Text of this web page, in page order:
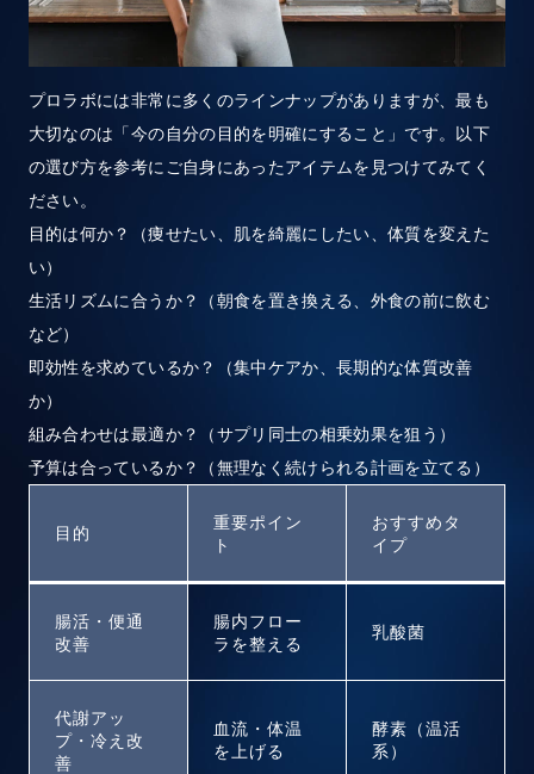
プロラボには非常に多くのラインナップがありますが、最も
大切なのは「今の自分の目的を明確にすること」です。以下
の選び方を参考にご自身にあったアイテムを見つけてみてく
ださい。
目的は何か？（痩せたい、肌を綺麗にしたい、体質を変えた
い）
生活リズムに合うか？（朝食を置き換える、外食の前に飲む
など）
即効性を求めているか？（集中ケアか、長期的な体質改善
か）
組み合わせは最適か？（サプリ同士の相乗効果を狙う）
予算は合っているか？（無理なく続けられる計画を立てる）
目的
重要ポイン
ト
おすすめタ
イプ
腸活・便通
改善
腸内フロー
ラを整える
乳酸菌
代謝アッ
プ・冷え改
善
血流・体温
を上げる
酵素（温活
系）